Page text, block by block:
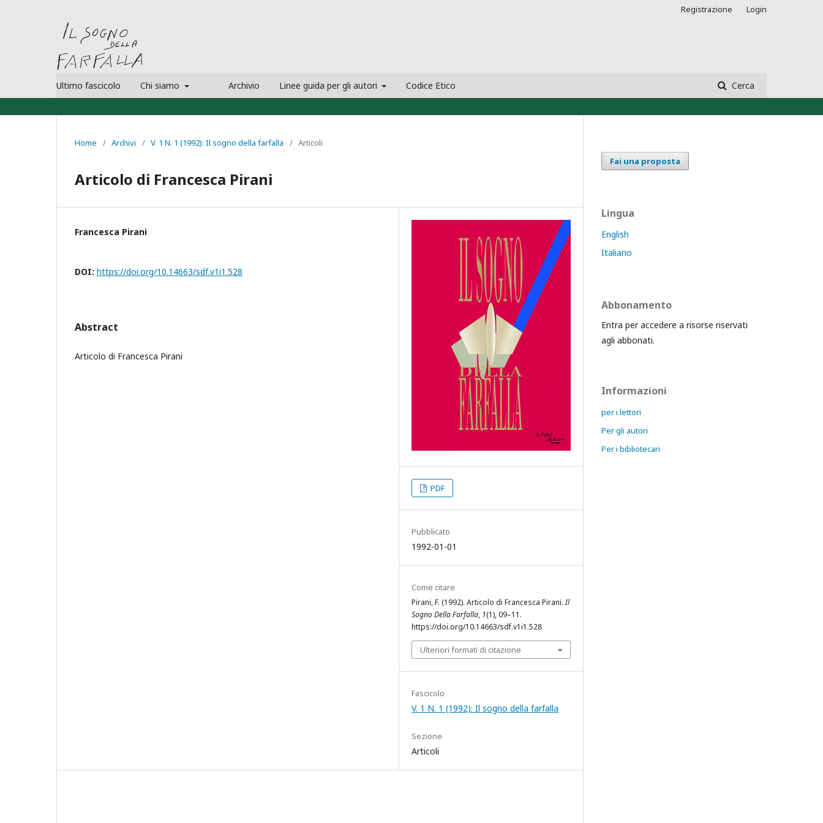
Ultimo fascicolo Chi siamo Archivio Linee guida per gli autori Codice Etico Cerca
Registrazione Login
Home / Archivi / V. 1 N. 1 (1992): Il sogno della farfalla / Articoli
Articolo di Francesca Pirani
Francesca Pirani
DOI: https://doi.org/10.14663/sdf.v1i1.528
Abstract
Articolo di Francesca Pirani
PDF
Pubblicato
1992-01-01
Come citare
Pirani, F. (1992). Articolo di Francesca Pirani.Il
Sogno Della Farfalla, 1(1), 09–11.
https://doi.org/10.14663/sdf.v1i1.528
Ulteriori formati di citazione
Fascicolo
V. 1 N. 1 (1992): Il sogno della farfalla
Sezione
Articoli
Fai una proposta
Lingua
English
Italiano
Abbonamento
Entra per accedere a risorse riservati
agli abbonati.
Informazioni
per i lettori
Per gli autori
Per i bibliotecari